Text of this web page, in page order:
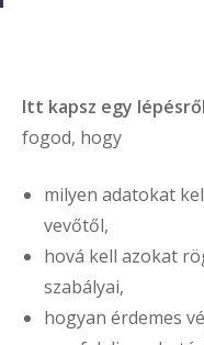
Itt kapsz egy
fogod, hogy
milyen adatokat
vevőtől,
hová kell azokat
szabályai,
hogyan érdemes